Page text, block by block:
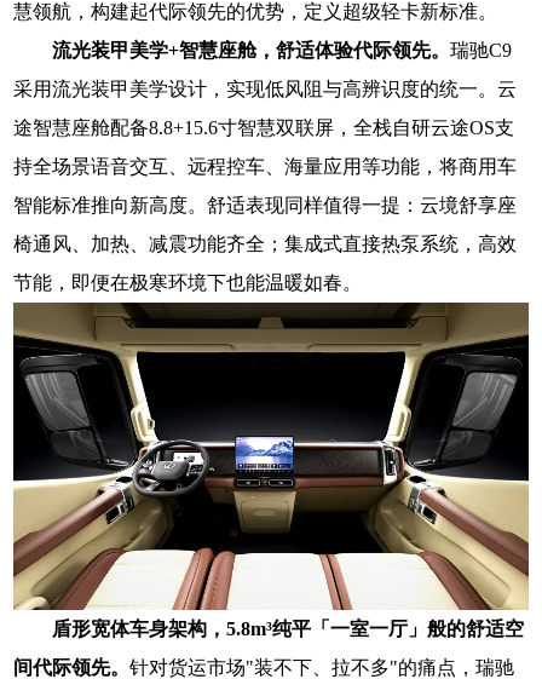
慧领航，构建起代际领先的优势，定义超级轻卡新标准。
流光装甲美学+智慧座舱，舒适体验代际领先。瑞驰C9
采用流光装甲美学设计，实现低风阻与高辨识度的统一。云
途智慧座舱配备8.8+15.6寸智慧双联屏，全栈自研云途OS支
持全场景语音交互、远程控车、海量应用等功能，将商用车
智能标准推向新高度。舒适表现同样值得一提：云境舒享座
椅通风、加热、减震功能齐全；集成式直接热泵系统，高效
节能，即便在极寒环境下也能温暖如春。
盾形宽体车身架构，5.8m³纯平「一室一厅」般的舒适空
间代际领先。针对货运市场"装不下、拉不多"的痛点，瑞驰